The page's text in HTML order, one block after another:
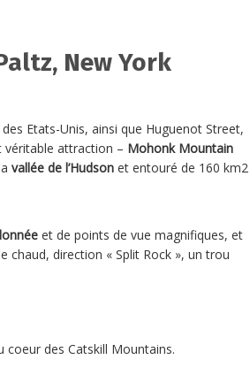
New York
Etats-Unis, ainsi que Huguenot Street,
attraction – Mohonk Mountain
vallée de l’Hudson et entouré de 160 km2
et de points de vue magnifiques, et
chaud, direction « Split Rock », un trou
coeur des Catskill Mountains.